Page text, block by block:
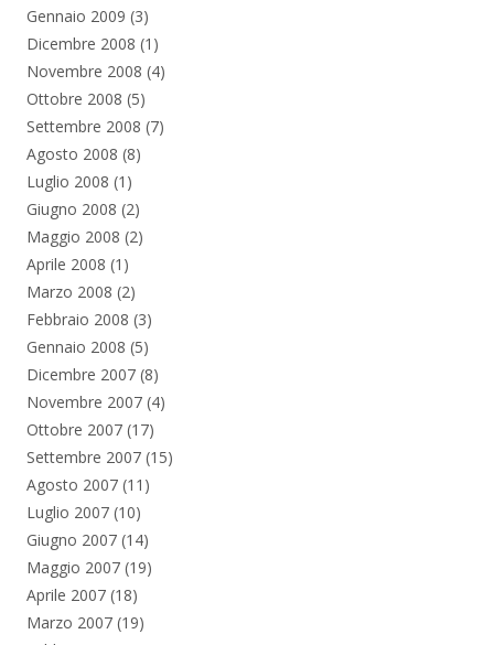
Gennaio 2009 (3)
Dicembre 2008 (1)
Novembre 2008 (4)
Ottobre 2008 (5)
Settembre 2008 (7)
Agosto 2008 (8)
Luglio 2008 (1)
Giugno 2008 (2)
Maggio 2008 (2)
Aprile 2008 (1)
Marzo 2008 (2)
Febbraio 2008 (3)
Gennaio 2008 (5)
Dicembre 2007 (8)
Novembre 2007 (4)
Ottobre 2007 (17)
Settembre 2007 (15)
Agosto 2007 (11)
Luglio 2007 (10)
Giugno 2007 (14)
Maggio 2007 (19)
Aprile 2007 (18)
Marzo 2007 (19)